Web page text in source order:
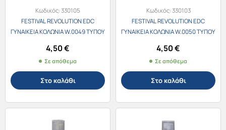
Κωδικός:330105
FESTIVAL REVOLUTION EDC
ΓΥΝΑΙΚΕΙΑ ΚΟΛΩΝΙΑ W.0049 ΤΥΠΟΥ
4,50€
Σε απόθεμα
Στο καλάθι
Κωδικός:330103
FESTIVAL REVOLUTION EDC
ΓΥΝΑΙΚΕΙΑ ΚΟΛΩΝΙΑ W.0050 ΤΥΠΟΥ
4,50€
Σε απόθεμα
Στο καλάθι